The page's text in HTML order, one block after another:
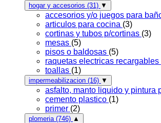
hogar y accesorios (31) ▼
accesorios y/o juegos para
articulos para cocina (3)
cortinas y tubos p/cortinas (3)
mesas (5)
pisos o baldosas (5)
raquetas electricas recargables
toallas (1)
impermeabilizacion (16) ▼
asfalto, manto liquido y pintura
cemento plastico (1)
primer (2)
plomeria (746) ▲